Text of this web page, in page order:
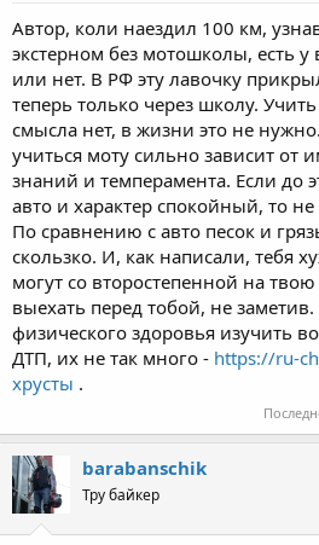
Автор, коли наездил 100 км,
экстерном без мотошколы, есть у
или нет. В РФ эту лавочку
теперь только через школу.
смысла нет, в жизни это не
учиться моту сильно зависит от
знаний и темперамента. Если до
авто и характер спокойный, то
По сравнению с авто песок и
скользко. И, как написали, тебя
могут со второстепенной на
выехать перед тобой, не
физического здоровья изучить
ДТП, их не так много - https://ru-
хрусты .
barabanschik
Тру байкер